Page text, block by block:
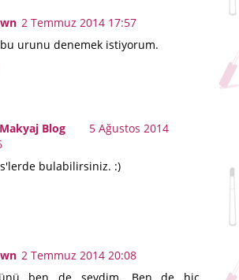
2 Temmuz 2014 17:57
urunu denemek istiyorum.
Blog
5 Ağustos 2014
bulabilirsiniz. :)
2 Temmuz 2014 20:08